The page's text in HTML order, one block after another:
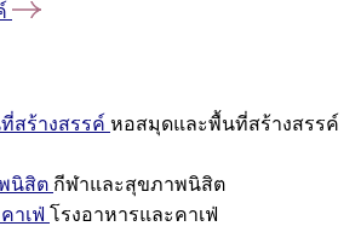
สร้างสรรค์ หอสมุดและพื้นที่สร้างสรรค์
นิสิต กีฬาและสุขภาพนิสิต
าเฟ่ โรงอาหารและคาเฟ่